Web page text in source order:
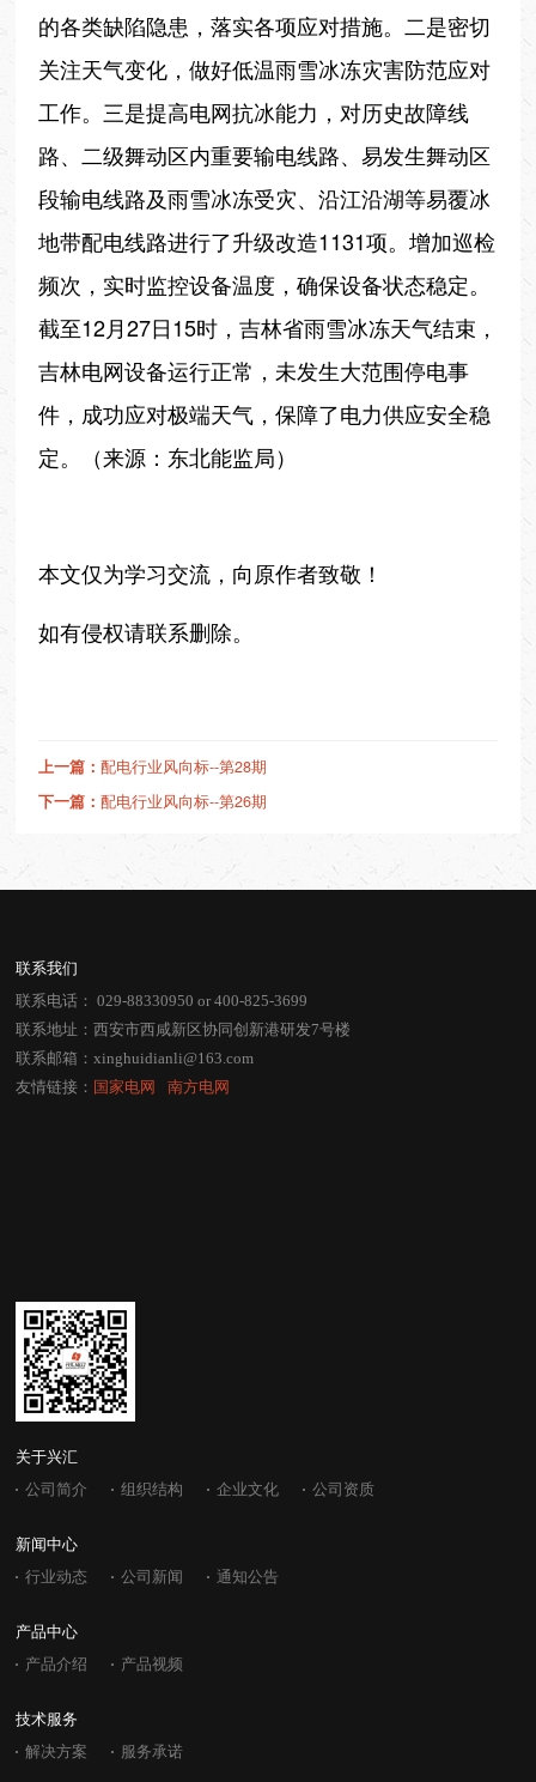
的各类缺陷隐患，落实各项应对措施。二是密切
关注天气变化，做好低温雨雪冰冻灾害防范应对
工作。三是提高电网抗冰能力，对历史故障线
路、二级舞动区内重要输电线路、易发生舞动区
段输电线路及雨雪冰冻受灾、沿江沿湖等易覆冰
地带配电线路进行了升级改造1131项。增加巡检
频次，实时监控设备温度，确保设备状态稳定。
截至12月27日15时，吉林省雨雪冰冻天气结束，
吉林电网设备运行正常，未发生大范围停电事
件，成功应对极端天气，保障了电力供应安全稳
定。（来源：东北能监局）
本文仅为学习交流，向原作者致敬！
如有侵权请联系删除。
上一篇： 配电行业风向标--第28期
下一篇： 配电行业风向标--第26期
联系我们
联系电话：029-88330950 or 400-825-3699
联系地址：西安市西咸新区协同创新港研发7号楼
联系邮箱：xinghuidianli@163.com
友情链接： 国家电网 ⠀南方电网
关于兴汇
公司简介 组织结构 企业文化 公司资质
新闻中心
行业动态 公司新闻 通知公告
产品中心
产品介绍 产品视频
技术服务
解决方案 服务承诺